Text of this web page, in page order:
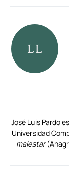
José Luis Pardo
Universidad
malestar